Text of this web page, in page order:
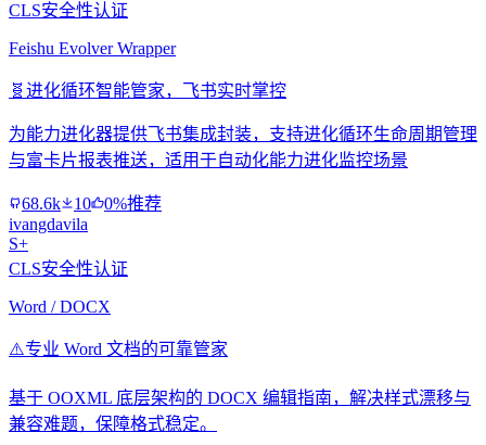
CLS安全性认证
Feishu Evolver Wrapper
🧬 进化循环智能管家，飞书实时掌控
为能力进化器提供飞书集成封装，支持进化循环生命周期管理
与富卡片报表推送，适用于自动化能力进化监控场景
68.6k 10
0%推荐
ivangdavila
S+
CLS安全性认证
Word / DOCX
⚠️专业 Word 文档的可靠管家
基于 OOXML 底层架构的 DOCX 编辑指南，解决样式漂移与
兼容难题，保障格式稳定。